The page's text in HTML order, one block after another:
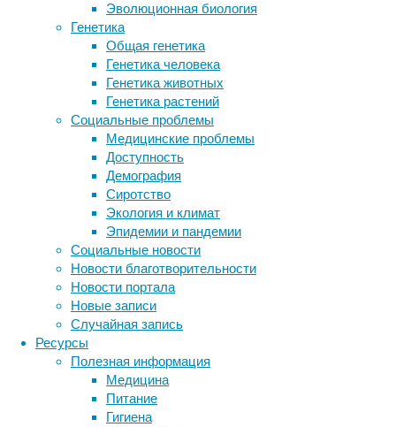
Эволюционная биология
Генетика
Общая генетика
Генетика человека
Генетика животных
Генетика растений
Социальные проблемы
Медицинские проблемы
Доступность
Демография
Сиротство
Экология и климат
Эпидемии и пандемии
Социальные новости
Новости благотворительности
Новости портала
Новые записи
Случайная запись
Ресурсы
Полезная информация
Медицина
Питание
Гигиена
коллегами
по
Каролинскому
институту
провела
национальное
когортное
исследование
обнаружила,
детей,
рожденных
путем
планового
кесарева
сечения,
повышен
риск
онкогематологического
заболевания